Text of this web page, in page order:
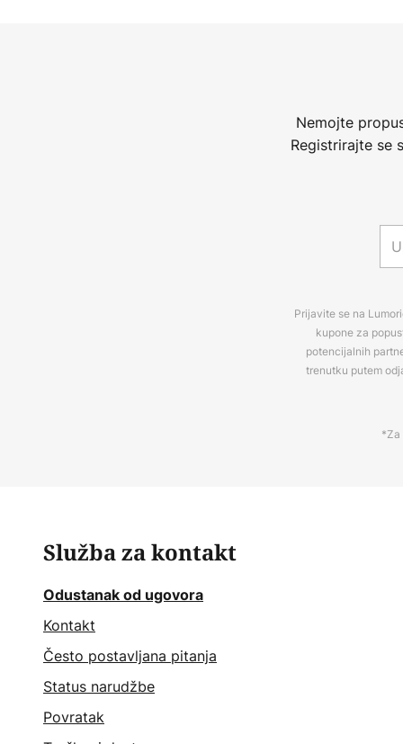
Nemojte
Registrirajte se
Prijavite se na
kupone za
potencijalnih
trenutku putem
*Za
Služba za kontakt
Odustanak od ugovora
Kontakt
Često postavljana pitanja
Status narudžbe
Povratak